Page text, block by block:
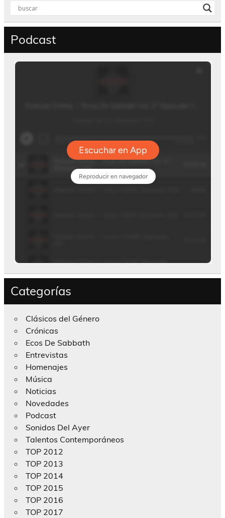
Podcast
Categorías
Clásicos del Género
Crónicas
Ecos De Sabbath
Entrevistas
Homenajes
Música
Noticias
Novedades
Podcast
Sonidos Del Ayer
Talentos Contemporáneos
TOP 2012
TOP 2013
TOP 2014
TOP 2015
TOP 2016
TOP 2017